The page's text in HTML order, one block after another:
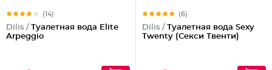
(14)
Dilis / Туалетная вода Elite
Arpeggio
(6)
Dilis / Туалетная вода Sexy
Twenty (Секси Твенти)